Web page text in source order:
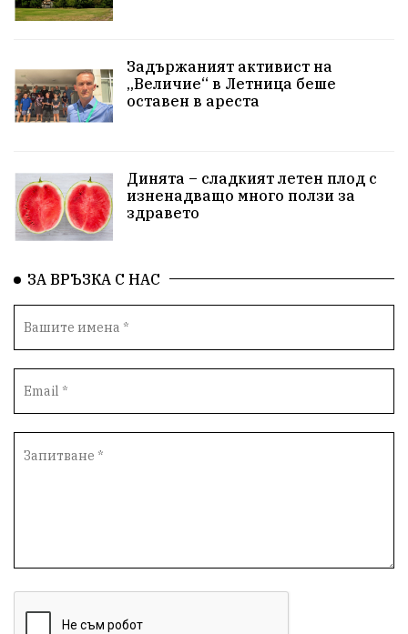
природа пътища
съдебна система еврозона родолюбци
история с.Неофит Рилски Култура
арест журналисти партии замърсяване
нападение
партия Величие
незаконно строителство брашно хляб
запор
нов завод Варна болница среща
Задържаният активист на
„Величие“ в Летница беше
оставен в ареста
Динята – сладкият летен плод с
изненадващо много ползи за
здравето
ЗА ВРЪЗКА С НАС